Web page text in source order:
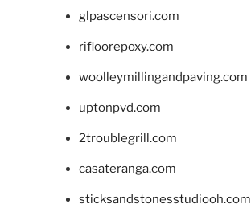
glpascensori.com
rifloorepoxy.com
woolleymillingandpaving.com
uptonpvd.com
2troublegrill.com
casateranga.com
sticksandstonesstudiooh.com